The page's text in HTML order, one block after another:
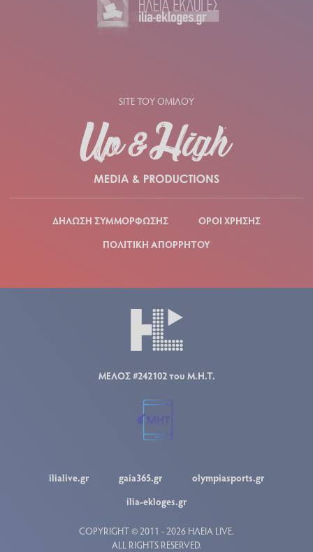
SITE ΤΟΥ ΟΜΙΛΟΥ
ΔΗΛΩΣΗ ΣΥΜΜΟΡΦΩΣΗΣ
ΟΡΟΙ ΧΡΗΣΗΣ
ΠΟΛΙΤΙΚΗ ΑΠΟΡΡΗΤΟΥ
ΜΕΛΟΣ #242102 του Μ.Η.Τ.
ilialive.gr gaia365.gr
olympiasports.gr
ilia-ekloges.gr
COPYRIGHT © 2011 - 2026 ΗΛΕΙΑ LIVE.
ALL RIGHTS RESERVED.